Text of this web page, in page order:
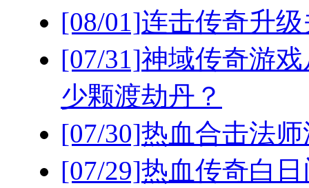
[08/01]连击传奇升
[07/31]神域传奇游
少颗渡劫丹？
[07/30]热血合击法
[07/29]热血传奇白